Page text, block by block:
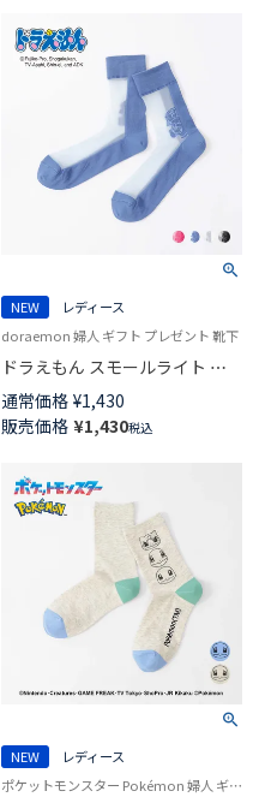
NEW
レディース
doraemon 婦人 ギフト プレゼント 靴下
ドラえもん スモールライト シ
アー クルー丈 カジュアル ソッ
クス レディース 日本製
03297125
通常価格 ¥1,430
販売価格 ¥1,430税込
NEW
レディース
ポケットモンスター Pokémon 婦人 ギフト プレゼント 無料ラッピング